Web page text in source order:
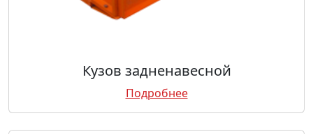
Кузов задненавесной
Подробнее